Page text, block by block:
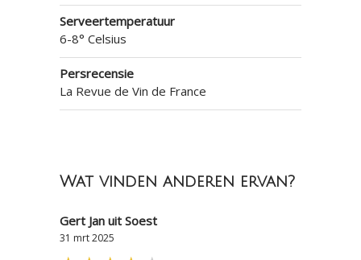
Serveertemperatuur
6-8° Celsius
Persrecensie
La Revue de Vin de France
Wat vinden anderen ervan?
Gert Jan uit Soest
31 mrt 2025